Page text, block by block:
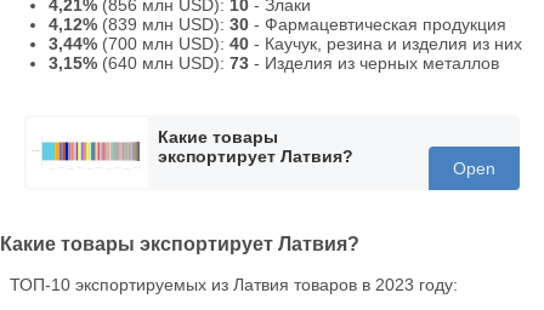
4,21% (856 млн USD): 10 - Злаки
4,12% (839 млн USD): 30 - Фармацевтическая продукция
3,44% (700 млн USD): 40 - Каучук, резина и изделия из них
3,15% (640 млн USD): 73 - Изделия из черных металлов
Какие товары
экспортирует Латвия?
Open
Какие товары экспортирует Латвия?
ТОП-10 экспортируемых из Латвия товаров в 2023 году: